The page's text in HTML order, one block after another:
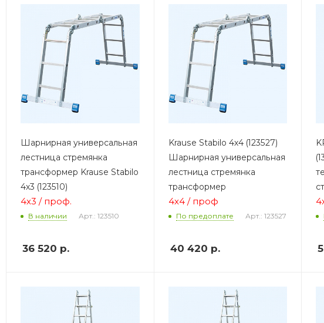
Шарнирная универсальная
лестница стремянка
трансформер Krause Stabilo
4х3 (123510)
4х3 / проф.
В наличии Арт.: 123510
36 520 р.
Krause Stabilo 4х4 (123527)
Шарнирная универсальная
лестница стремянка
трансформер
4х4 / проф
По предоплате Арт.: 123527
40 420 р.